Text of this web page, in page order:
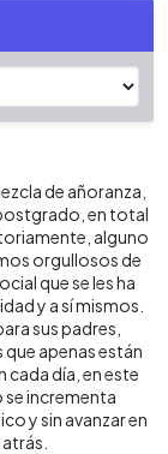
de añoranza,
en total
alguno
orgullosos de
que se les ha
y a sí mismos.
sus padres,
apenas están
cada día, en este
incrementa
y sin avanzar en